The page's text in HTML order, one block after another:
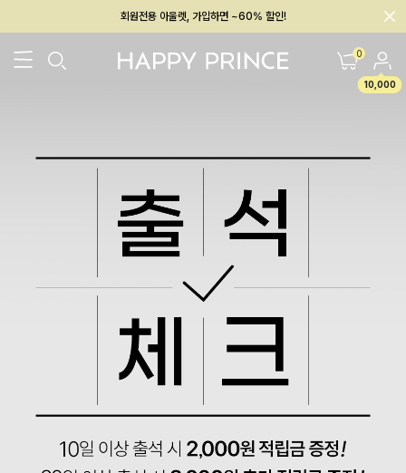
회원전용 아울렛, 가입하면 ~60% 할인!
0
10,000